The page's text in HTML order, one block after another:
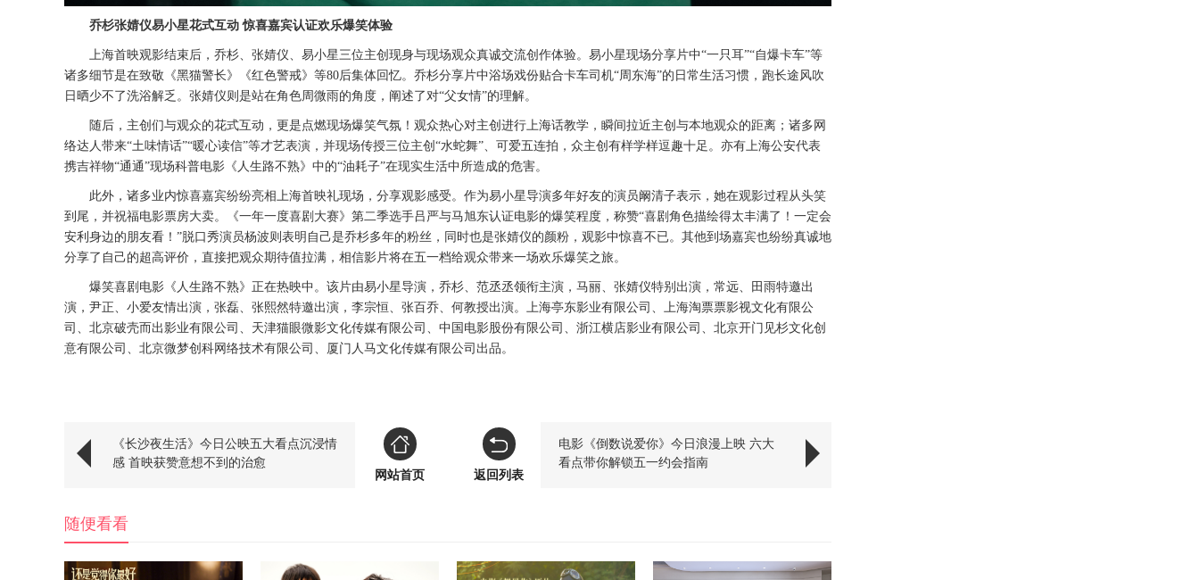
乔杉张婧仪易小星花式互动 惊喜嘉宾认证欢乐爆笑体验
上海首映观影结束后，乔杉、张婧仪、易小星三位主创现身与现场观众真诚交流创作体验。易小星现场分享片中“一只耳”“自爆卡车”等
诸多细节是在致敬《黑猫警长》《红色警戒》等80后集体回忆。乔杉分享片中浴场戏份贴合卡车司机“周东海”的日常生活习惯，跑长途风吹
日晒少不了洗浴解乏。张婧仪则是站在角色周微雨的角度，阐述了对“父女情”的理解。
随后，主创们与观众的花式互动，更是点燃现场爆笑气氛！观众热心对主创进行上海话教学，瞬间拉近主创与本地观众的距离；诸多网
络达人带来“土味情话”“暖心读信”等才艺表演，并现场传授三位主创“水蛇舞”、可爱五连拍，众主创有样学样逗趣十足。亦有上海公安代表
携吉祥物“通通”现场科普电影《人生路不熟》中的“油耗子”在现实生活中所造成的危害。
此外，诸多业内惊喜嘉宾纷纷亮相上海首映礼现场，分享观影感受。作为易小星导演多年好友的演员阚清子表示，她在观影过程从头笑
到尾，并祝福电影票房大卖。《一年一度喜剧大赛》第二季选手吕严与马旭东认证电影的爆笑程度，称赞“喜剧角色描绘得太丰满了！一定会
安利身边的朋友看！”脱口秀演员杨波则表明自己是乔杉多年的粉丝，同时也是张婧仪的颜粉，观影中惊喜不已。 其他到场嘉宾也纷纷真诚地
分享了自己的超高评价，直接把观众期待值拉满， 相信影片将在五一档给观众带来一场欢乐爆笑之旅。
爆笑喜剧电影《人生路不熟》正在热映中。该片由易小星导演，乔杉、范丞丞领衔主演，马丽、张婧仪特别出演，常远、田雨特邀出
演，尹正、小爱友情出演，张磊、张熙然特邀出演，李宗恒、张百乔、何教授出演。上海亭东影业有限公司、上海淘票票影视文化有限公
司、北京破壳而出影业有限公司、天津猫眼微影文化传媒有限公司、中国电影股份有限公司、浙江横店影业有限公司、北京开门见杉文化创
意有限公司、北京微梦创科网络技术有限公司、厦门人马文化传媒有限公司出品。
《长沙夜生活》今日公映五大看点沉浸情
感 首映获赞意想不到的治愈
电影《倒数说爱你》今日浪漫上映 六大
看点带你解锁五一约会指南
网站首页
返回列表
随便看看